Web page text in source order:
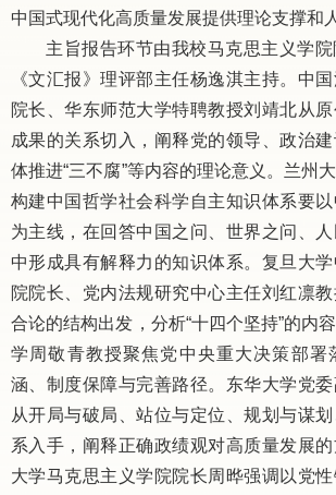
中国式现代化高质量发展提供理论支撑和
主旨报告环节由我校马克思主义学
《文汇报》理评部主任杨逸淇主持。中
院长、华东师范大学特聘教授刘靖北从
成果的关系切入，阐释党的领导、政治
体推进“三不腐”等内容的理论意义。兰州
构建中国哲学社会科学自主知识体系要
为主线，在回答中国之问、世界之问、
中形成具有解释力的知识体系。复旦大
院院长、党内法规研究中心主任刘红凛教
合论的结构出发，分析“十四个坚持”的内
学周敬青教授聚焦党中央重大决策部署
涵、制度保障与完善路径。东华大学党
从开局与破局、站位与定位、规划与谋
系入手，阐释正确政绩观对高质量发展
大学马克思主义学院院长周晔强调以党